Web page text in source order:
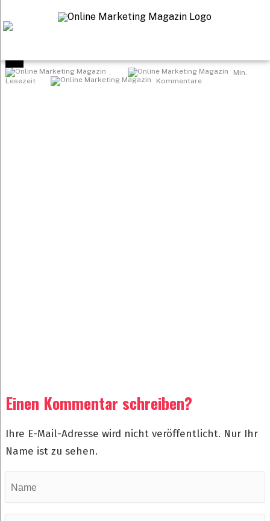
Startseite
.
Min.
Lesezeit
Kommentare
Einen Kommentar schreiben?
Ihre E-Mail-Adresse wird nicht veröffentlicht. Nur Ihr
Name ist zu sehen.